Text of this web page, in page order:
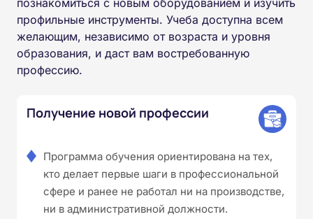
профильные инструменты. Учеба доступна всем
желающим, независимо от возраста и уровня
образования, и даст вам востребованную
профессию.
Получение новой профессии
Программа обучения ориентирована на тех,
кто делает первые шаги в профессиональной
сфере и ранее не работал ни на производстве,
ни в административной должности.